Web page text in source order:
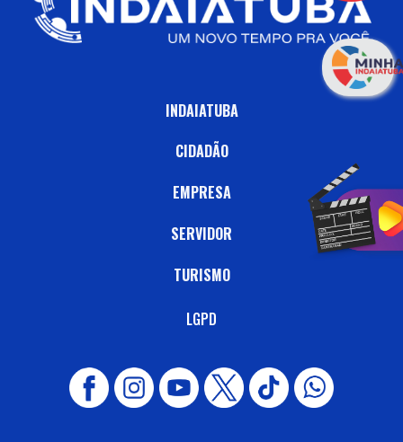
INDAIATUBA
CIDADÃO
EMPRESA
SERVIDOR
TURISMO
LGPD